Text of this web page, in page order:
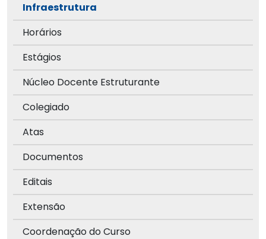
Infraestrutura
Horários
Estágios
Núcleo Docente Estruturante
Colegiado
Atas
Documentos
Editais
Extensão
Coordenação do Curso